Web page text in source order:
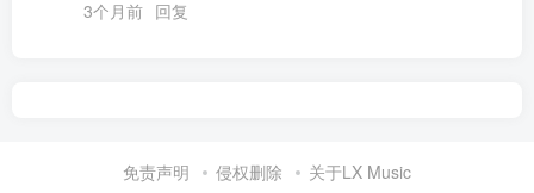
3个月前 回复
免责声明 侵权删除 关于LX Music